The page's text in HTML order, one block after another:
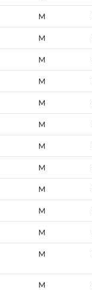
M
M
M
M
M
M
M
M
M
M
M
M
M